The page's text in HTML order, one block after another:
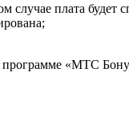
плата будет
программе «МТС